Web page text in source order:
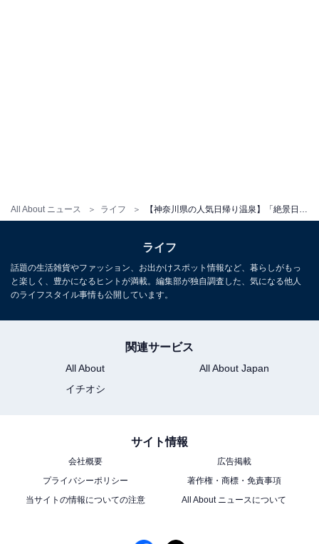
All About ニュース ライフ
ライフ
話題の生活雑貨やファッション、お出かけスポット情報など、暮らしがもっ
と楽しく、豊かになるヒントが満載。編集部が独自調査した、気になる他人
のライフスタイル事情も公開しています。
関連サービス
All About
All About Japan
イチオシ
サイト情報
会社概要
広告掲載
プライバシーポリシー
著作権・商標・免責事項
当サイトの情報についての注意
All About ニュースについて